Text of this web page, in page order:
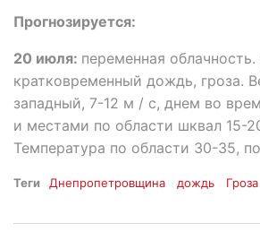
Прогнозируется:
20 июля: переменная
кратковременный дождь, гроза.
западный, 7-12 м / с, днем во
и местами по области шквал 15-
Температура по области 30-35,
Теги Днепропетровщина дождь Гроза